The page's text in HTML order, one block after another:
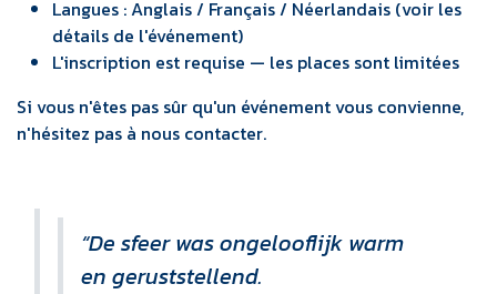
Langues : Anglais / Français / Néerlandais (voir les
détails de l'événement)
L'inscription est requise — les places sont limitées
Si vous n'êtes pas sûr qu'un événement vous convienne,
n'hésitez pas à nous contacter.
“De sfeer was ongelooflijk warm
en geruststellend.